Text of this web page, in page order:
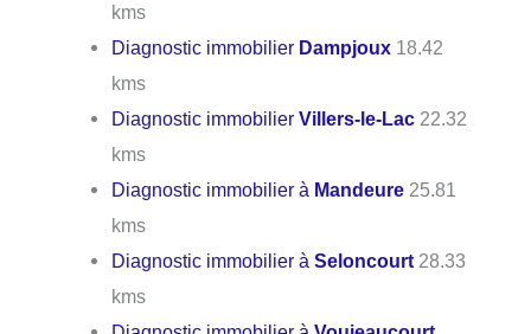
kms
Diagnostic immobilier Dampjoux 18.42
kms
Diagnostic immobilierVillers-le-Lac 22.32
kms
Diagnostic immobilier à Mandeure 25.81
kms
Diagnostic immobilier àSeloncourt 28.33
kms